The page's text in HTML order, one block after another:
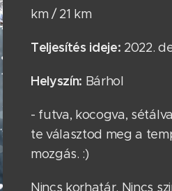
km / 21 km
Teljesítés ideje: 2022.
Helyszín: Bárhol
- futva, kocogva,
te választod meg a
mozgás. :)
Nincs korhatár. Nincs